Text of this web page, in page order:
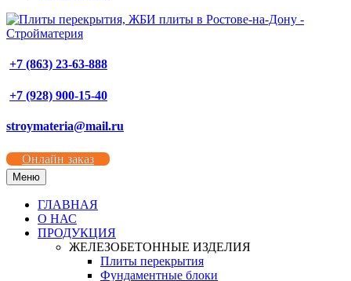
+7 (863) 23-63-888
+7 (928) 900-15-40
stroymateria@mail.ru
Онлайн заказ
Меню
ГЛАВНАЯ
О НАС
ПРОДУКЦИЯ
ЖЕЛЕЗОБЕТОННЫЕ ИЗДЕЛИЯ
Плиты перекрытия
Фундаментные блоки